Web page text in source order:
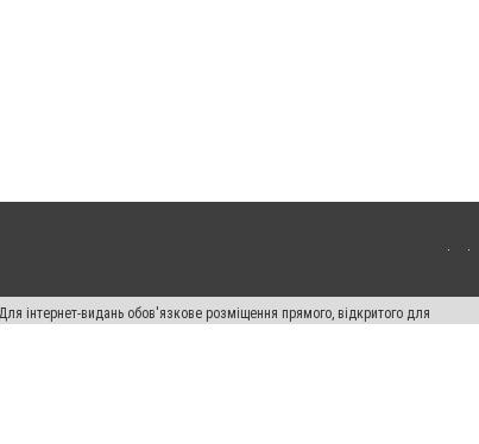
інтернет-видань обов'язкове розміщення прямого, відкритого для